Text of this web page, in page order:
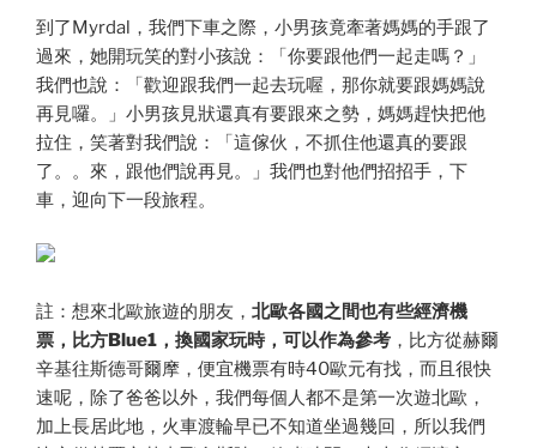
到了Myrdal，我們下車之際，小男孩竟牽著媽媽的手跟了
過來，她開玩笑的對小孩說：「你要跟他們一起走嗎？」
我們也說：「歡迎跟我們一起去玩喔，那你就要跟媽媽說
再見囉。」小男孩見狀還真有要跟來之勢，媽媽趕快把他
拉住，笑著對我們說：「這傢伙，不抓住他還真的要跟
了。。來，跟他們說再見。」我們也對他們招招手，下
車，迎向下一段旅程。
註：想來北歐旅遊的朋友， 北歐各國之間也有些經濟機
票，比方Blue1，換國家玩時，可以作為參考 ，比方從赫爾
辛基往斯德哥爾摩，便宜機票有時40歐元有找，而且很快
速呢，除了爸爸以外，我們每個人都不是第一次遊北歐，
加上長居此地，火車渡輪早已不知道坐過幾回，所以我們